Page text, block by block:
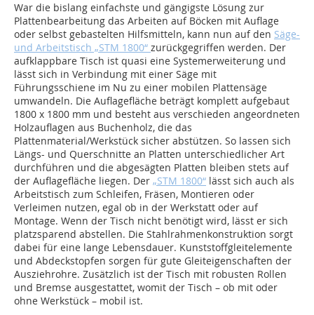
War die bislang einfachste und gängigste Lösung zur
Plattenbearbeitung das Arbeiten auf Böcken mit Auflage
oder selbst gebastelten Hilfsmitteln, kann nun auf den Säge-
und Arbeitstisch „STM 1800“ zurückgegriffen werden. Der
aufklappbare Tisch ist quasi eine Systemerweiterung und
lässt sich in Verbindung mit einer Säge mit
Führungsschiene im Nu zu einer mobilen Plattensäge
umwandeln. Die Auflagefläche beträgt komplett aufgebaut
1800 x 1800 mm und besteht aus verschieden angeordneten
Holzauflagen aus Buchenholz, die das
Plattenmaterial/Werkstück sicher abstützen. So lassen sich
Längs- und Querschnitte an Platten unterschiedlicher Art
durchführen und die abgesägten Platten bleiben stets auf
der Auflagefläche liegen. Der „STM 1800“ lässt sich auch als
Arbeitstisch zum Schleifen, Fräsen, Montieren oder
Verleimen nutzen, egal ob in der Werkstatt oder auf
Montage. Wenn der Tisch nicht benötigt wird, lässt er sich
platzsparend abstellen. Die Stahlrahmenkonstruktion sorgt
dabei für eine lange Lebensdauer. Kunststoffgleitelemente
und Abdeckstopfen sorgen für gute Gleiteigenschaften der
Ausziehrohre. Zusätzlich ist der Tisch mit robusten Rollen
und Bremse ausgestattet, womit der Tisch – ob mit oder
ohne Werkstück – mobil ist.